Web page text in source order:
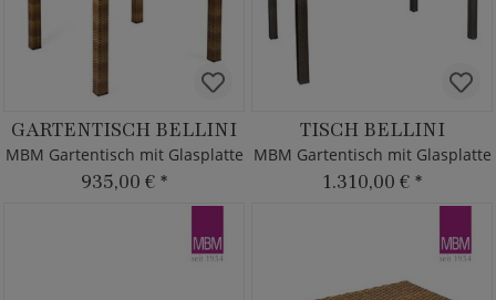
GARTENTISCH BELLINI
MBM Gartentisch mit Glasplatte
935,00 € *
TISCH BELLINI
MBM Gartentisch mit Glasplatte
1.310,00 € *